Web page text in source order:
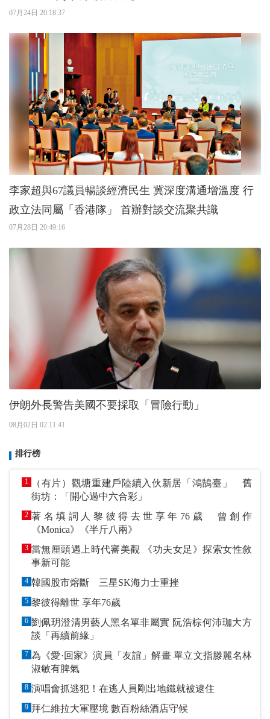
07月24日 20:18:37
李家超與67議員暢談經濟民生 冀深度溝通增溫度 行
政立法同屬「香港隊」 首辦對談交流聚共識
07月28日 20:49:16
伊朗外長警告美國不要採取「冒險行動」
08月02日 02:11:41
排行榜
1
（有片）觀塘重建戶陸續入伙新居「鴻鵠臺」 舊
街坊：「開心過中六合彩」
2 著名填詞人黎彼得去世享年76歲 曾創作
《Monica》《半斤八兩》
3 當無厘頭遇上時代審美觀 《功夫女足》探索女性敘
事新可能
4 韓國股市熔斷 三星SK海力士重挫
5 黎彼得離世 享年76歲
6 劉佩玥澄清男藝人黑名單非屬實 阮浩棕何沛珈大方
談「再續前緣」
7 為《愛·回家》演員「友誼」解畫 單立文指滕麗名林
淑敏有脾氣
8 演唱會抓逃犯！在逃人員剛出地鐵就被逮住
9 拜仁維拉大軍壓境 數百粉絲酒店守候